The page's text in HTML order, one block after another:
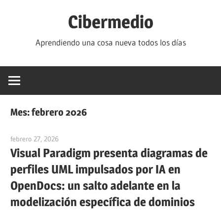
Cibermedio
Aprendiendo una cosa nueva todos los días
Mes:febrero 2026
febrero 27, 2026
Visual Paradigm presenta diagramas de
perfiles UML impulsados por IA en
OpenDocs: un salto adelante en la
modelización específica de dominios